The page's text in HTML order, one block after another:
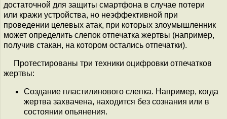
достаточной для защиты смартфона в случае потери
или кражи устройства, но неэффективной при
проведении целевых атак, при которых злоумышленник
может определить слепок отпечатка жертвы (например,
получив стакан, на котором остались отпечатки).
Протестированы три техники оцифровки отпечатков
жертвы:
Создание пластилинового слепка. Например, когда
жертва захвачена, находится без сознания или в
состоянии опьянения.